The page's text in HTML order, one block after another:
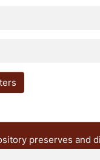
preserves and
open access, the